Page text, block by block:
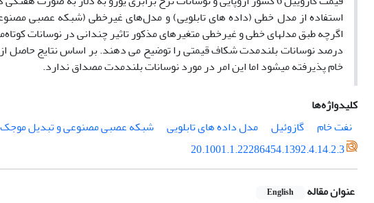
استفاده از مدل خطی (داده های تابلویی) و مدل‌های غیرخطی (شبکه عصبی
درصد نوسانات بلندمدت شکاف قیمتی را توضیح می دهند. بر اساس نتایج حاصل
خام پذیرفته میشود اما این امر در مورد نوسانات بلندمدت مصداق ندارد.
کلیدواژه‌ها
نفت خام
گازوئیل مدل داده های تابلویی
شبکه عصبی مصنوعی و تبدیل موجک
20.1001.1.22286454.1392.4.14.2.3
عنوان مقاله English